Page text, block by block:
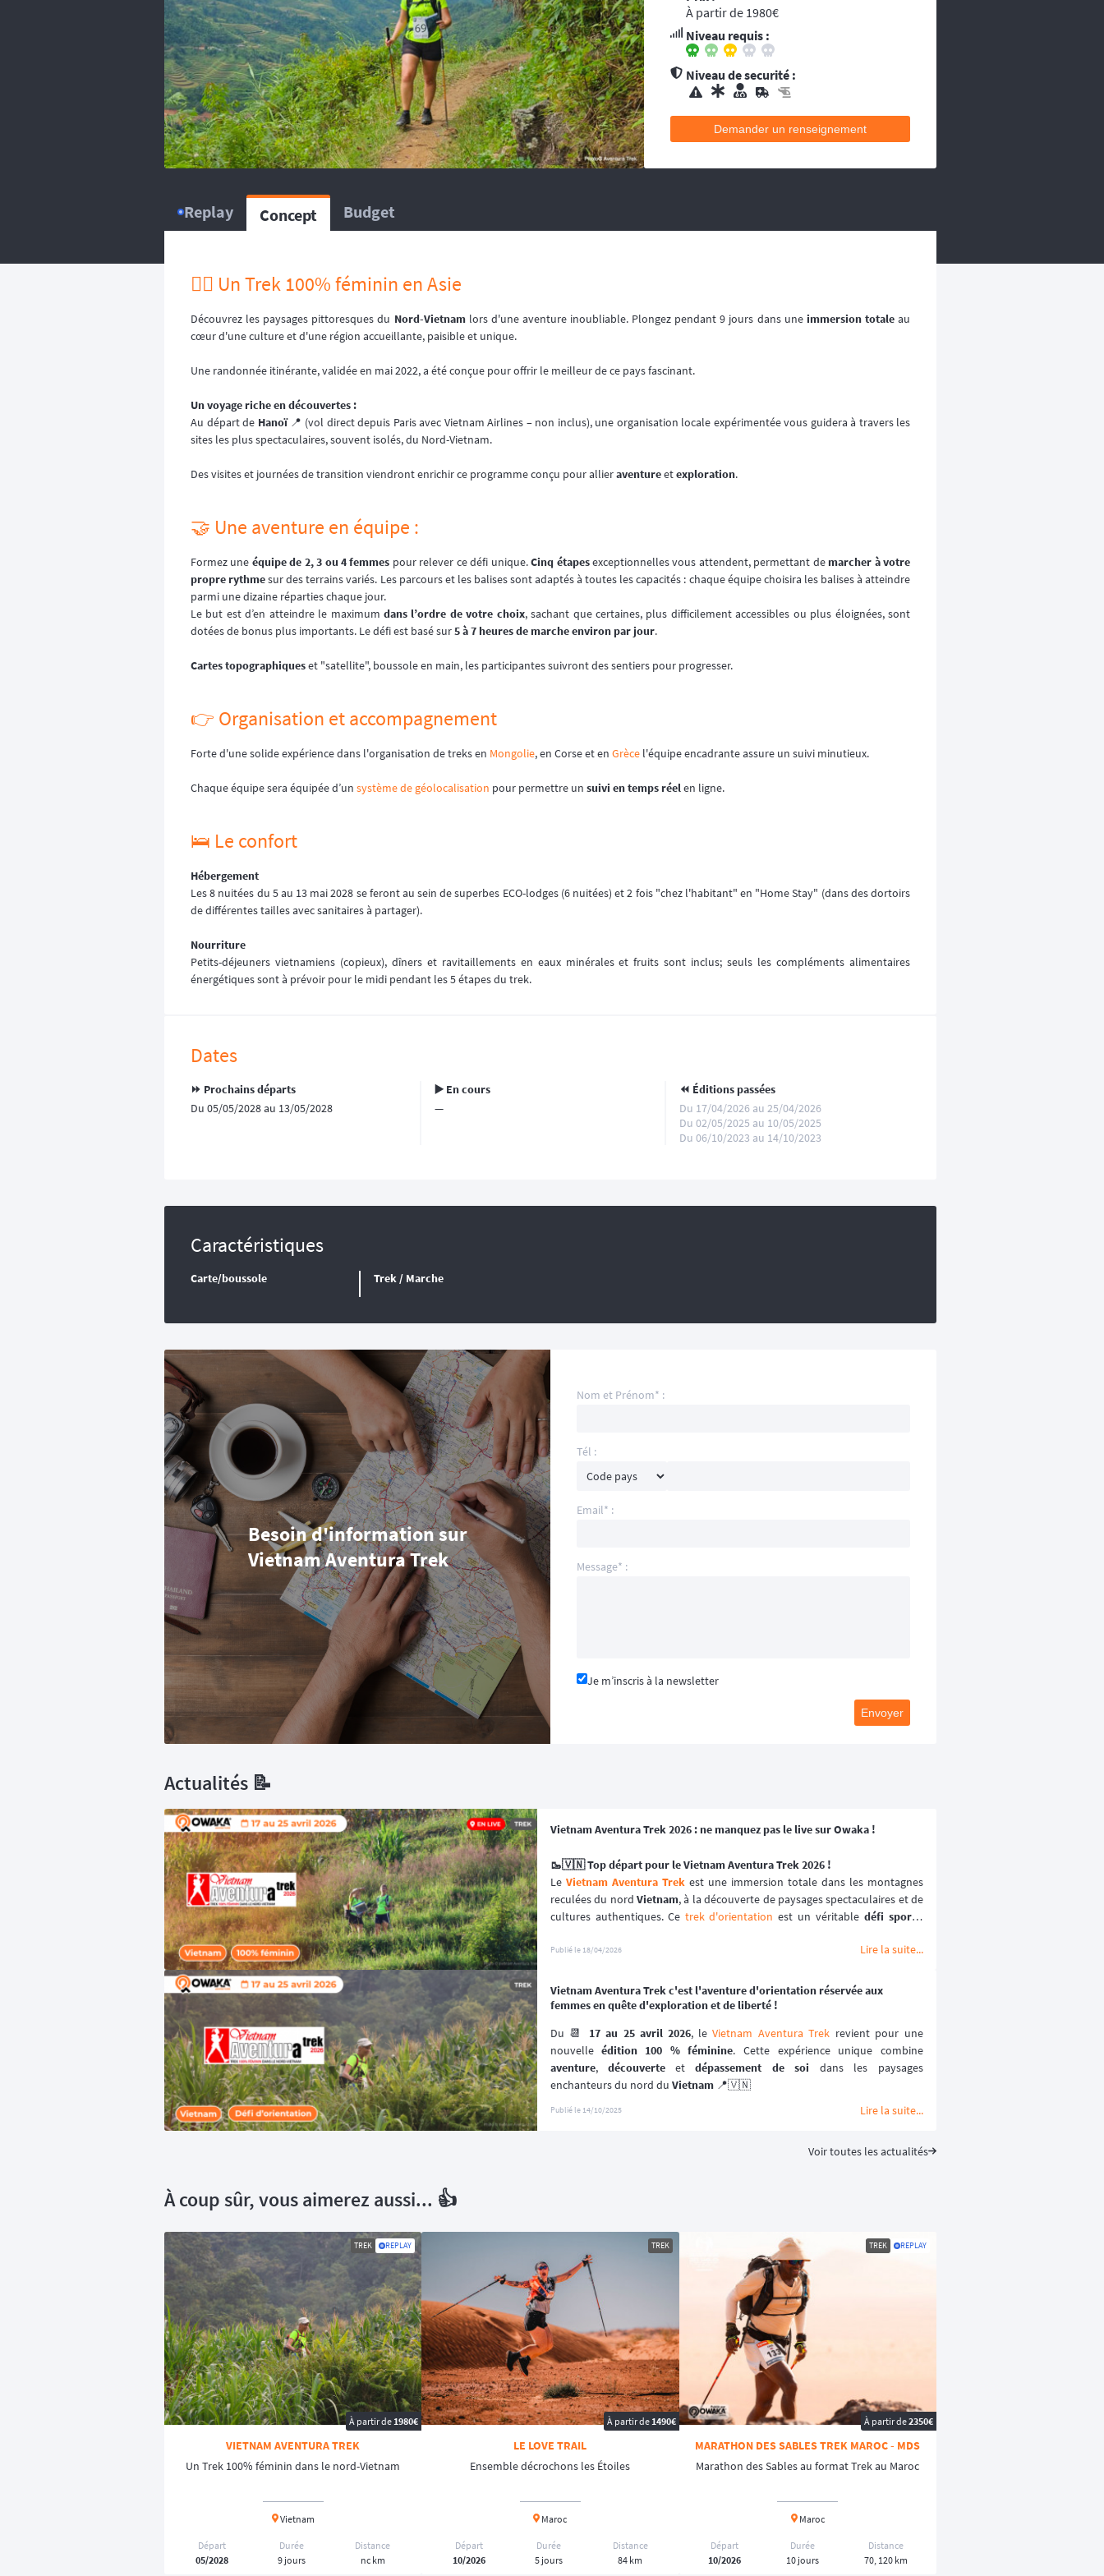
À partir de 1980€
Niveau requis :
Niveau de securité :
L’organisation dispose d’au moins une ambulance et/ou véhicule médicalisé à poste ainsi que des médecins et équipes médicales qui se
répartissent sur le circuit, ou suivent la progression de la course.
L’organisation dispose d’hélicoptère(s), d’ambulance, d’équipes médicales à poste ainsi que des médecins et équipes médicales qui se
répartissent sur le circuit, ou suivent la progression de la course.
Demander un renseignement
Replay Concept Budget
🏃‍♂️ Un Trek 100% féminin en Asie
Découvrez les paysages pittoresques du Nord-Vietnamlors d'une aventure inoubliable. Plongez pendant 9 jours dans une immersion totaleau
cœur d'une culture et d'une région accueillante, paisible et unique.
Une randonnée itinérante, validée en mai 2022, a été conçue pour offrir le meilleur de ce pays fascinant.
Un voyage riche en découvertes :
Au départ de Hanoï📍 (vol direct depuis Paris avec Vietnam Airlines – non inclus), une organisation locale expérimentée vous guidera à travers les
sites les plus spectaculaires, souvent isolés, du Nord-Vietnam.
Des visites et journées de transition viendront enrichir ce programme conçu pour allieraventureetexploration.
🤝 Une aventure en équipe :
Formez une équipe de 2, 3 ou 4 femmes pour relever ce défi unique.Cinq étapesexceptionnelles vous attendent, permettant de marcher à votre
propre rythmesur des terrains variés. Les parcours et les balises sont adaptés à toutes les capacités : chaque équipe choisira les balises à atteindre
parmi une dizaine réparties chaque jour.
Le but est d’en atteindre le maximum dans l’ordre de votre choix, sachant que certaines, plus difficilement accessibles ou plus éloignées, sont
dotées de bonus plus importants. Le défi est basé sur5 à 7 heures de marche environ par jour.
Cartes topographiqueset "satellite", boussole en main, les participantes suivront des sentiers pour progresser.
👉️ Organisation et accompagnement
Forte d'une solide expérience dans l'organisation de treks en Mongolie, en Corse et en Grèce l'équipe encadrante assure un suivi minutieux.
Chaque équipe sera équipée d’un système de géolocalisation pour permettre un suivi en temps réelen ligne.
🛌 Le confort
Hébergement
Les 8 nuitées du 5 au 13 mai 2028 se feront au sein de superbes ECO-lodges (6 nuitées) et 2 fois "chez l'habitant" en "Home Stay" (dans des dortoirs
de différentes tailles avec sanitaires à partager).
Nourriture
Petits-déjeuners vietnamiens (copieux), dîners et ravitaillements en eaux minérales et fruits sont inclus; seuls les compléments alimentaires
énergétiques sont à prévoir pour le midi pendant les 5 étapes du trek.
Dates
⏩️ Prochains départs
Du 05/05/2028 au 13/05/2028
▶️ En cours
—
⏪️ Éditions passées
Du 17/04/2026 au 25/04/2026
Du 02/05/2025 au 10/05/2025
Du 06/10/2023 au 14/10/2023
Caractéristiques
Carte/boussole Trek / Marche
Besoin d'information sur
Vietnam Aventura Trek
Nom et Prénom* :
Tél :
Email* :
Message* :
Je m’inscris à la newsletter
Envoyer
Actualités 📝
Vietnam Aventura Trek 2026 : ne manquez pas le live sur Owaka !
🥾🇻🇳 Top départ pour le Vietnam Aventura Trek 2026 !
Le Vietnam Aventura Trek est une immersion totale dans les montagnes
reculées du nord Vietnam, à la découverte de paysages spectaculaires et de
cultures authentiques. Ce trek d'orientation est un véritable défi sportif
solidarité. Accessible à toutes, les participantes évoluent hors des sentiers
Publié le 18/04/2026 Lire la suite...
Vietnam Aventura Trek c'est l'aventure d'orientation réservée aux
femmes en quête d'exploration et de liberté !
Du 📆 17 au 25 avril 2026, le Vietnam Aventura Trek revient pour une
nouvelle édition 100 % féminine
aventure, découverte et dépassement de soi dans les paysages
enchanteurs du nord du Vietnam 📍🇻🇳
Publié le 14/10/2025 Lire la suite...
Voir toutes les actualités
À coup sûr, vous aimerez aussi... 👍
TREK REPLAY
À partir de 1980€
VIETNAM AVENTURA TREK
Un Trek 100% féminin dans le nord-Vietnam
Vietnam
Départ
05/2028
Durée
9 jours
Distance
nc km
TREK
À partir de 1490€
LE LOVE TRAIL
Ensemble décrochons les Étoiles
Maroc
Départ
10/2026
Durée
5 jours
Distance
84 km
TREK REPLAY
À partir de2350€
MARATHON DES SABLES TREK MAROC - MDS
Marathon des Sables au format Trek au Maroc
Maroc
Départ
10/2026
Durée
10 jours
Distance
70, 120 km